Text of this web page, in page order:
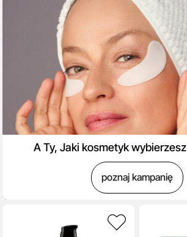
A Ty, Jaki kosmetyk
poznaj kampanię